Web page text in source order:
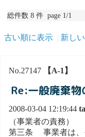
総件数 8 件 page 1/1
古い順に表示 新し
No.27147 【A-1】
Re:一般廃棄
2008-03-04 12:19:44
（事業者の責務）
第三条 事業者は、